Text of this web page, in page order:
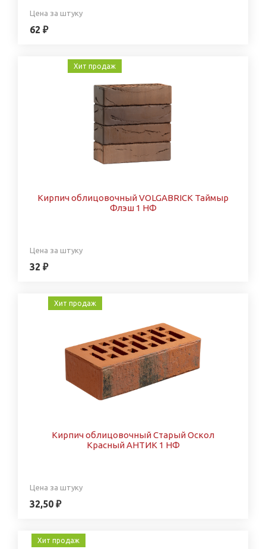
Цена за штуку
62 ₽
Хит продаж
Кирпич облицовочный VOLGABRICK Таймыр
Флэш 1 НФ
Цена за штуку
32 ₽
Хит продаж
Кирпич облицовочный Старый Оскол
Красный АНТИК 1 НФ
Цена за штуку
32,50 ₽
Хит продаж